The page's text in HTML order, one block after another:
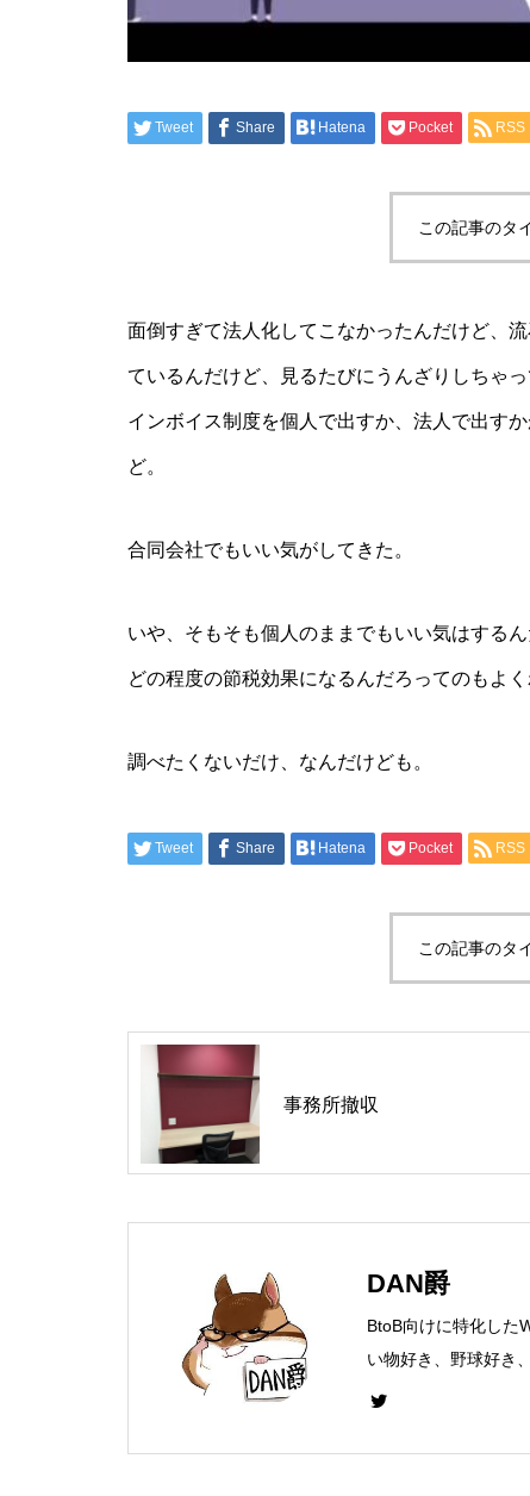
Tweet Share Hatena Pocket RSS
この記事のタ
面倒すぎて法人化してこなかったんだけど、
ているんだけど、見るたびにうんざりしちゃ
インボイス制度を個人で出すか、法人で出す
ど。
合同会社でもいい気がしてきた。
いや、そもそも個人のままでもいい気はする
どの程度の節税効果になるんだろってのもよく
調べたくないだけ、なんだけども。
Tweet Share Hatena Pocket RSS
この記事のタ
事務所撤収
DAN爵
BtoB向けに特化した
い物好き、野球好き